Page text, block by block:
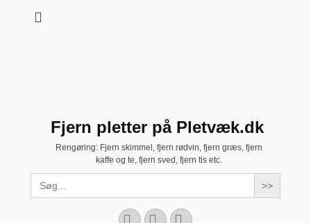
Fjern pletter på Pletvæk.dk
Rengøring: Fjern skimmel, fjern rødvin, fjern græs, fjern
kaffe og te, fjern sved, fjern tis etc.
Search
for:
Facebook
YouTubeInstagram